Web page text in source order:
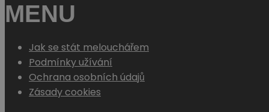
MENU
Jak se stát melouchářem
Podmínky užívání
Ochrana osobních údajů
Zásady cookies